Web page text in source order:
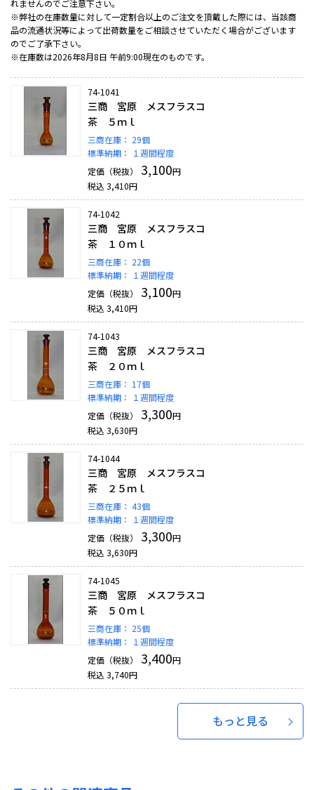
れませんのでご注意下さい。
※弊社の在庫数量に対して一定割合以上のご注文を頂戴した際には、当該商
品の流通状況等によって出荷数量をご相談させていただく場合がございます
のでご了承下さい。
※在庫数は2026年8月8日 午前9:00現在のものです。
74-1041
三商 宮原 メスフラスコ
茶 ５ｍｌ
三商在庫： 29個
標準納期：
１週間程度
定価（税抜）
3,100円
税込 3,410円
74-1042
三商 宮原 メスフラスコ
茶 １０ｍｌ
三商在庫： 22個
標準納期：
１週間程度
定価（税抜）
3,100円
税込 3,410円
74-1043
三商 宮原 メスフラスコ
茶 ２０ｍｌ
三商在庫： 17個
標準納期：
１週間程度
定価（税抜）
3,300円
税込 3,630円
74-1044
三商 宮原 メスフラスコ
茶 ２５ｍｌ
三商在庫： 43個
標準納期：
１週間程度
定価（税抜）
3,300円
税込 3,630円
74-1045
三商 宮原 メスフラスコ
茶 ５０ｍｌ
三商在庫： 25個
標準納期：
１週間程度
定価（税抜）
3,400円
税込 3,740円
もっと見る